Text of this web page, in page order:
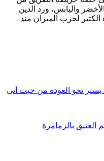
واليابس، ورد الدين
لحزب الميزان مند
يسير نحو العودة من حيت أتى
العتيق بالزمامرة